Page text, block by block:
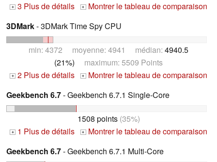
+ 3 Plus de détails + Montrer le tableau de comparaison
3DMark- 3DMark Time Spy CPU
min: 4372 moyenne: 4941 médian: 4940.5
(21%) maximum: 5509 Points
+ 2 Plus de détails + Montrer le tableau de comparaison
Geekbench 6.7- Geekbench 6.7.1 Single-Core
1508 points(35%)
+ 1 Plus de détails + Montrer le tableau de comparaison
Geekbench 6.7- Geekbench 6.7.1 Multi-Core